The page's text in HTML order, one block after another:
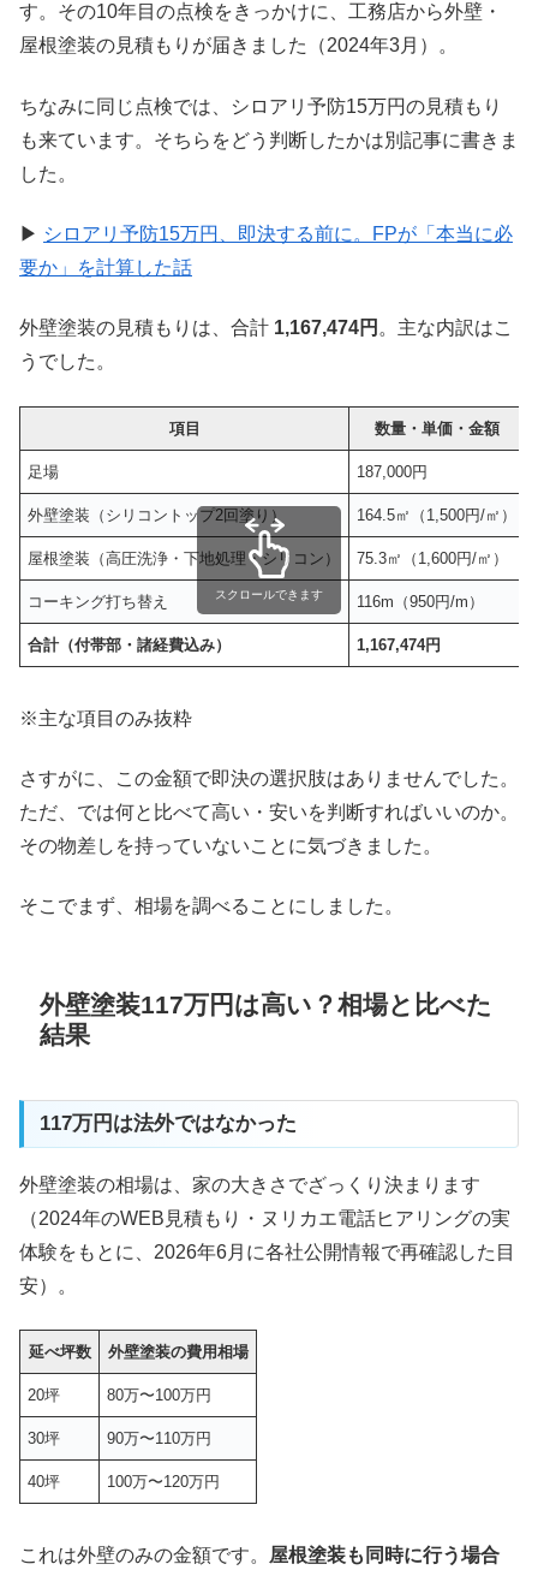
す。その10年目の点検をきっかけに、工務店から外壁・
屋根塗装の見積もりが届きました（2024年3月）。
ちなみに同じ点検では、シロアリ予防15万円の見積もり
も来ています。そちらをどう判断したかは別記事に書きま
した。
▶ シロアリ予防15万円、即決する前に。FPが「本当に必
要か」を計算した話
外壁塗装の見積もりは、合計 1,167,474円 。主な内訳はこ
うでした。
項目 数量・単価・金額
足場 187,000円
外壁塗装（シリコントップ2回塗り） 164.5㎡（1,500円/㎡）
屋根塗装（高圧洗浄・下地処理・シリコン） 75.3㎡（1,600円/㎡）
コーキング打ち替え 116m（950円/m）
合計（付帯部・諸経費込み） 1,167,474円
スクロールできます
※主な項目のみ抜粋
さすがに、この金額で即決の選択肢はありませんでした。
ただ、では何と比べて高い・安いを判断すればいいのか。
その物差しを持っていないことに気づきました。
そこでまず、相場を調べることにしました。
外壁塗装117万円は高い？相場と比べた
結果
117万円は法外ではなかった
外壁塗装の相場は、家の大きさでざっくり決まります
（2024年のWEB見積もり・ヌリカエ電話ヒアリングの実
体験をもとに、2026年6月に各社公開情報で再確認した目
安）。
延べ坪数 外壁塗装の費用相場
20坪 80万〜100万円
30坪 90万〜110万円
40坪 100万〜120万円
これは外壁のみの金額です。 屋根塗装も同時に行う場合